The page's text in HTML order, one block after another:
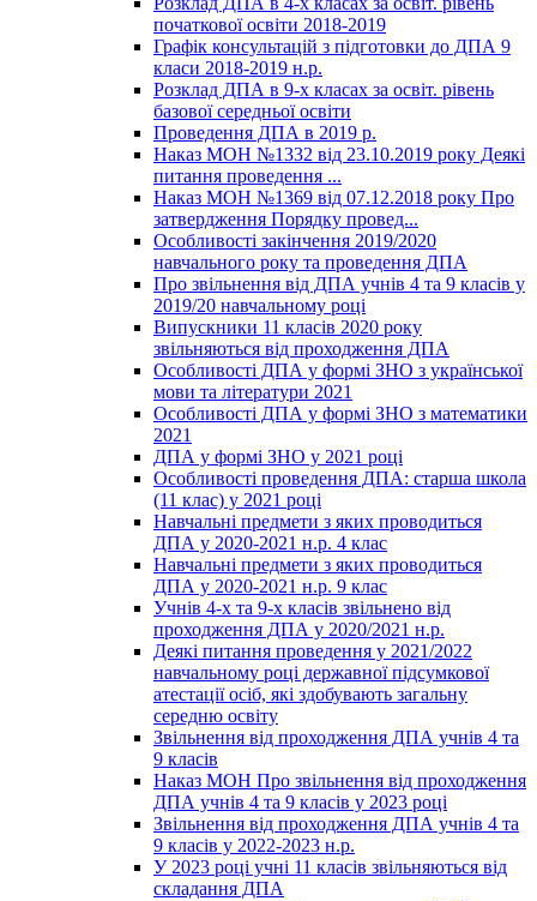
початкової освіти 2018-2019
Графік консультацій з підготовки до ДПА 9
класи 2018-2019 н.р.
Розклад ДПА в 9-х класах за освіт. рівень
базової середньої освіти
Проведення ДПА в 2019 р.
Наказ МОН №1332 від 23.10.2019 року Деякі
питання проведення ...
Наказ МОН №1369 від 07.12.2018 року Про
затвердження Порядку провед...
Особливості закінчення 2019/2020
навчального року та проведення ДПА
Про звільнення від ДПА учнів 4 та 9 класів у
2019/20 навчальному році
Випускники 11 класів 2020 року
звільняються від проходження ДПА
Особливості ДПА у формі ЗНО з української
мови та літератури 2021
Особливості ДПА у формі ЗНО з математики
2021
ДПА у формі ЗНО у 2021 році
Особливості проведення ДПА: старша школа
(11 клас) у 2021 році
Навчальні предмети з яких проводиться
ДПА у 2020-2021 н.р. 4 клас
Навчальні предмети з яких проводиться
ДПА у 2020-2021 н.р. 9 клас
Учнів 4-х та 9-х класів звільнено від
проходження ДПА у 2020/2021 н.р.
Деякі питання проведення у 2021/2022
навчальному році державної підсумкової
атестації осіб, які здобувають загальну
середню освіту
Звільнення від проходження ДПА учнів 4 та
9 класів
Наказ МОН Про звільнення від проходження
ДПА учнів 4 та 9 класів у 2023 році
Звільнення від проходження ДПА учнів 4 та
9 класів у 2022-2023 н.р.
У 2023 році учні 11 класів звільняються від
складання ДПА